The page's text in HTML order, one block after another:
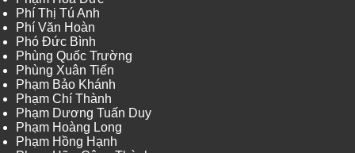
Phí Thị Tú Anh
Phí Văn Hoàn
Phó Đức Bình
Phùng Quốc Trường
Phùng Xuân Tiến
Phạm Bảo Khánh
Phạm Chí Thành
Phạm Dương Tuấn Duy
Phạm Hoàng Long
Phạm Hồng Hạnh